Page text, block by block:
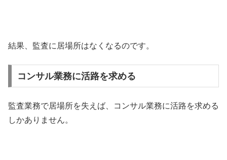
結果、監査に居場所はなくなるのです。
コンサル業務に活路を求める
監査業務で居場所を失えば、コンサル業務に活路を求める
しかありません。